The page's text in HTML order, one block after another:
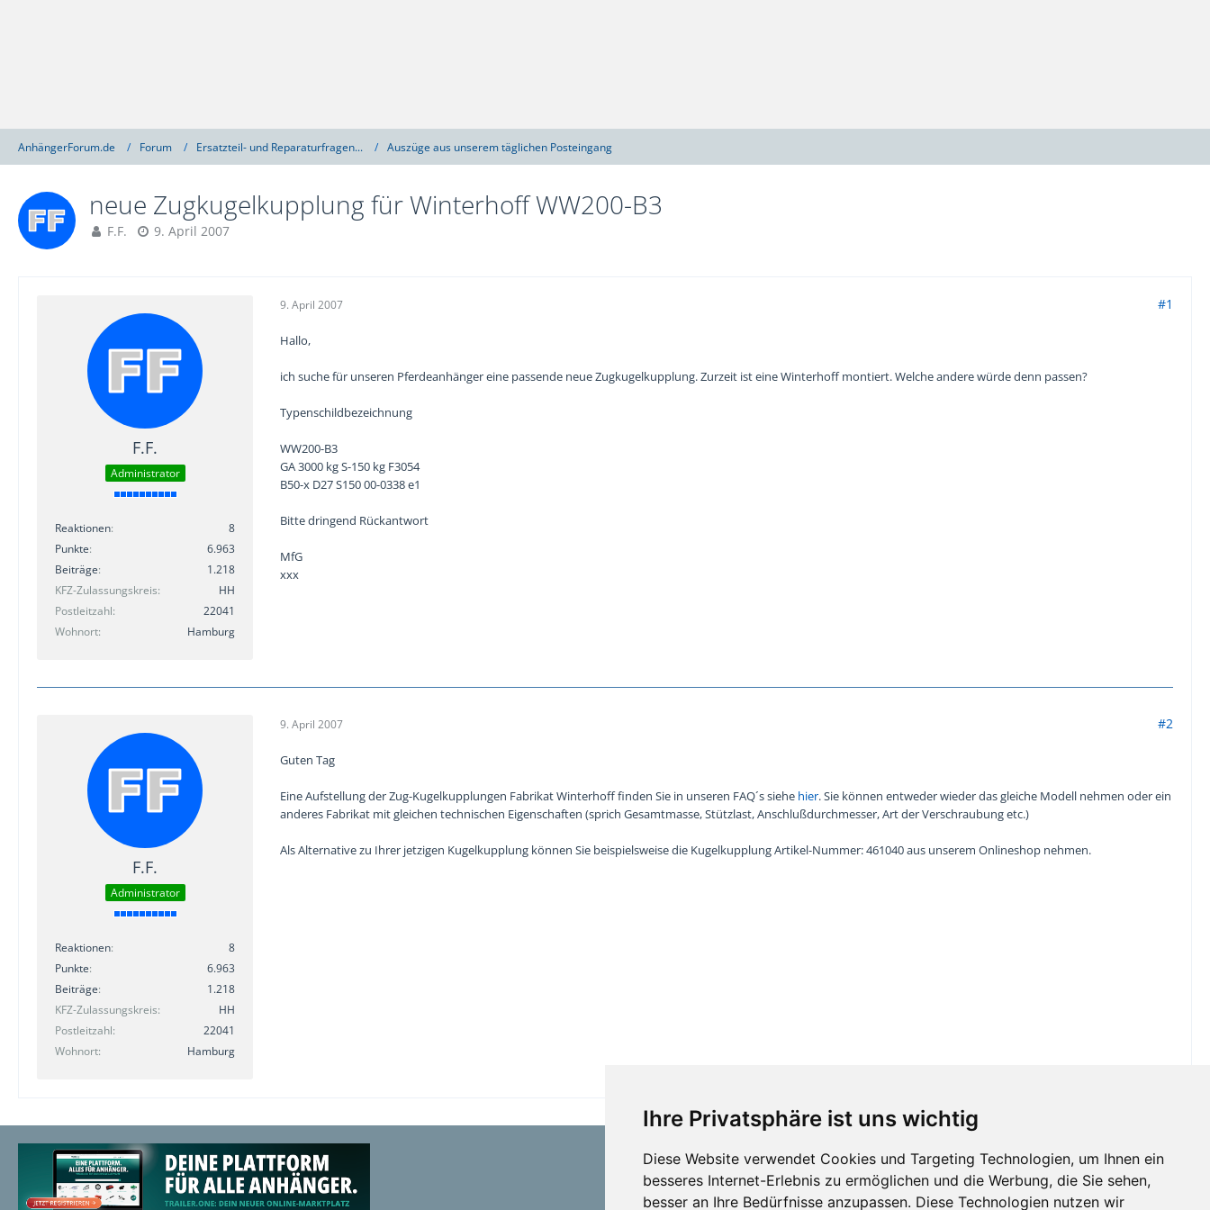
Ihre Privatsphäre ist uns wichtig
Diese Website verwendet Cookies und Targeting Technologien, um Ihnen ein
besseres Internet-Erlebnis zu ermöglichen und die Werbung, die Sie sehen,
besser an Ihre Bedürfnisse anzupassen. Diese Technologien nutzen wir
AnhängerForum.de Forum Ersatzteil- und Reparaturfragen... Auszüge aus unserem täglichen Posteingang
neue Zugkugelkupplung für Winterhoff WW200-B3
F.F. 9. April 2007
F.F.
Administrator
Reaktionen
8
Punkte
6.963
Beiträge
1.218
KFZ-Zulassungskreis
HH
Postleitzahl
22041
Wohnort
Hamburg
9. April 2007 #1
Hallo,
ich suche für unseren Pferdeanhänger eine passende neue Zugkugelkupplung. Zurzeit ist eine Winterhoff montiert. Welche andere würde denn passen?
Typenschildbezeichnung
WW200-B3
GA 3000 kg S-150 kg F3054
B50-x D27 S150 00-0338 e1
Bitte dringend Rückantwort
MfG
xxx
F.F.
Administrator
Reaktionen
8
Punkte
6.963
Beiträge
1.218
KFZ-Zulassungskreis
HH
Postleitzahl
22041
Wohnort
Hamburg
9. April 2007 #2
Guten Tag
Eine Aufstellung der Zug-Kugelkupplungen Fabrikat Winterhoff finden Sie in unseren FAQ´s siehe hier. Sie können entweder wieder das gleiche Modell nehmen oder ein
anderes Fabrikat mit gleichen technischen Eigenschaften (sprich Gesamtmasse, Stützlast, Anschlußdurchmesser, Art der Verschraubung etc.)
Als Alternative zu Ihrer jetzigen Kugelkupplung können Sie beispielsweise die Kugelkupplung Artikel-Nummer: 461040 aus unserem Onlineshop nehmen.